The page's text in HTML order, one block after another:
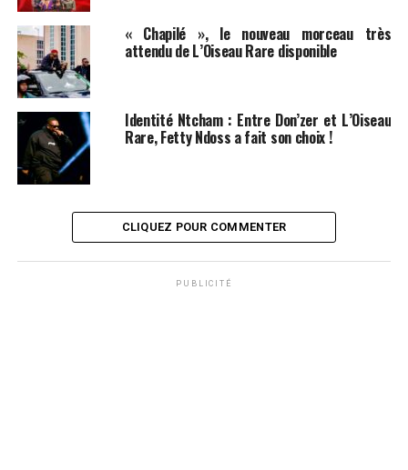
« Chapilé », le nouveau morceau très
attendu de L’Oiseau Rare disponible
Identité Ntcham : Entre Don’zer et L’Oiseau
Rare, Fetty Ndoss a fait son choix !
CLIQUEZ POUR COMMENTER
PUBLICITÉ